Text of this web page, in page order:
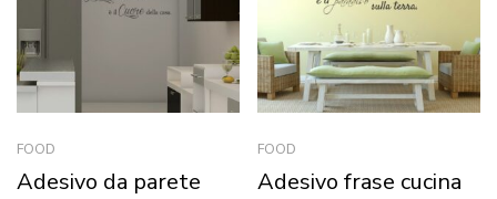
FOOD
Adesivo da parete
FOOD
Adesivo frase cucina